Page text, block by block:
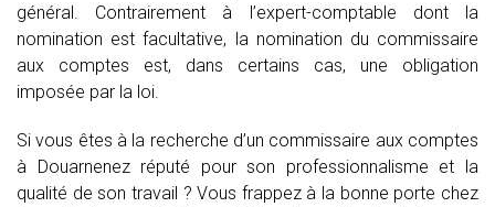
général. Contrairement à l’expert-comptable dont la
nomination est facultative, la nomination du commissaire
aux comptes est, dans certains cas, une obligation
imposée par la loi.
Si vous êtes à la recherche d’un commissaire aux comptes
à Douarnenez réputé pour son professionnalisme et la
qualité de son travail ? Vous frappez à la bonne porte chez